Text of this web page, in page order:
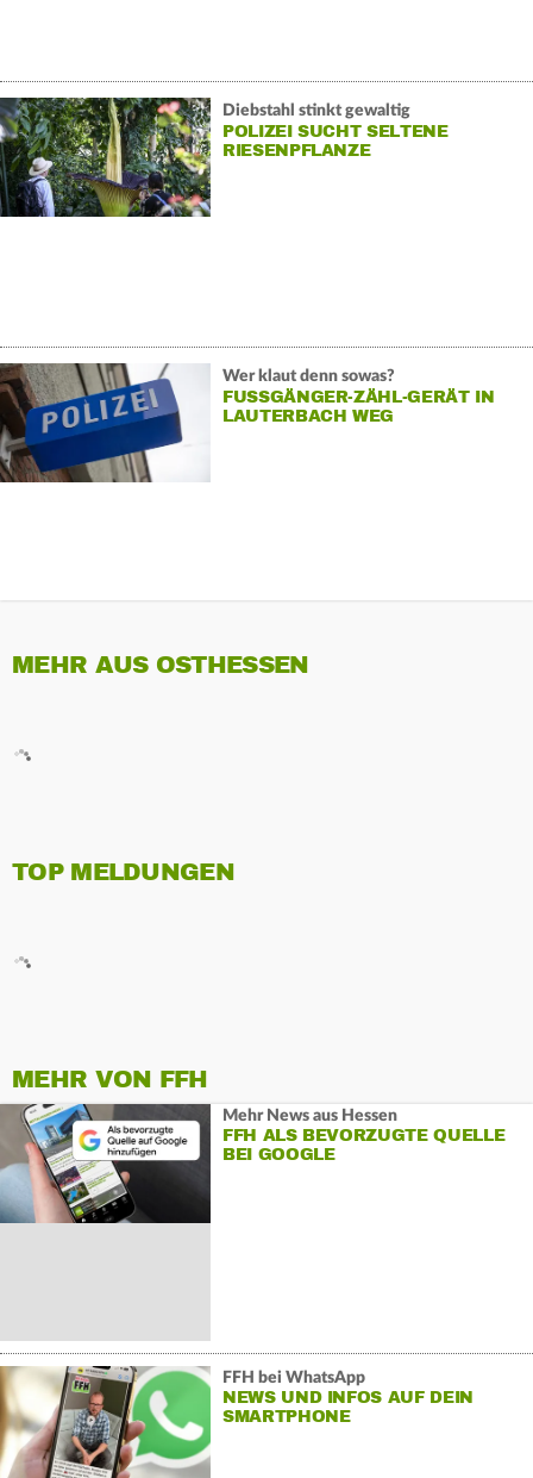
Diebstahl stinkt gewaltig
POLIZEI SUCHT SELTENE
RIESENPFLANZE
Wer klaut denn sowas?
FUSSGÄNGER-ZÄHL-GERÄT IN L
AUTERBACH WEG
MEHR AUS OSTHESSEN
TOP MELDUNGEN
MEHR VON FFH
Mehr News aus Hessen
FFH ALS BEVORZUGTE QUELLE
BEI GOOGLE
FFH bei WhatsApp
NEWS UND INFOS AUF DEIN
SMARTPHONE